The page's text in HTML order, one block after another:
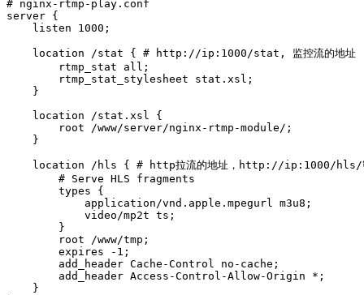
# nginx-rtmp-play.conf
server {
    listen 1000;
    location /stat { # http://ip:1000/stat, 监控流的地址
        rtmp_stat all;
        rtmp_stat_stylesheet stat.xsl;
    }
    location /stat.xsl {
        root /www/server/nginx-rtmp-module/;
    }
location /hls { # http拉流的地址，http://ip:1000/hls/
        # Serve HLS fragments
        types {
            application/vnd.apple.mpegurl m3u8;
            video/mp2t ts;
        }
        root /www/tmp;
        expires -1;
        add_header Cache-Control no-cache;
        add_header Access-Control-Allow-Origin *;
    }